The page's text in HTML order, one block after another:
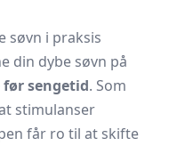
søvn i praksis
din dybe søvn på
sengetid. Som
stimulanser
får ro til at skifte